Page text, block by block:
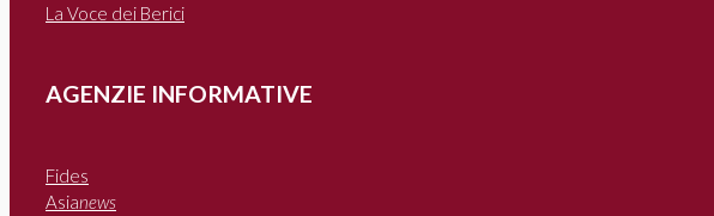
La Voce dei Berici
AGENZIE INFORMATIVE
Fides
Asianews